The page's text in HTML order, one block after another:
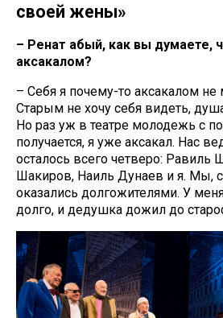
своей жены»
– Ренат абый, как вы думаете,
аксакалом?
– Себя я почему-то аксакалом не
Старым не хочу себя видеть,
Но раз уж в театре молодежь с
получается, я уже аксакал. Нас
осталось всего четверо: Равиль
Шакиров, Наиль Дунаев и я. Мы,
оказались долгожителями. У
долго, и дедушка дожил до